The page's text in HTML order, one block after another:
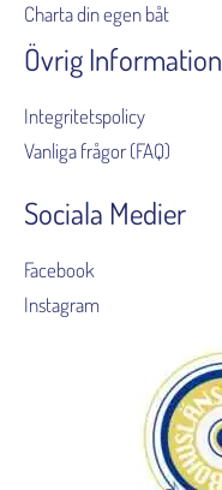
Charta din egen båt
Övrig Information
Integritetspolicy
Vanliga frågor (FAQ)
Sociala Medier
Facebook
Instagram